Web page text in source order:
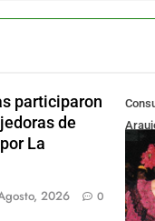
participaron
de
La
2026 0
de la